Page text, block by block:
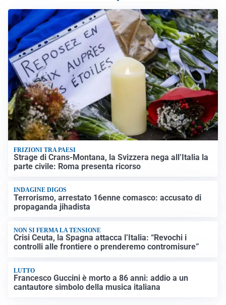
FRIZIONI TRA PAESI
Strage di Crans-Montana, la Svizzera nega all’Italia la
parte civile: Roma presenta ricorso
INDAGINE DIGOS
Terrorismo, arrestato 16enne comasco: accusato di
propaganda jihadista
NON SI FERMA LA TENSIONE
Crisi Ceuta, la Spagna attacca l’Italia: “Revochi i
controlli alle frontiere o prenderemo contromisure”
LUTTO
Francesco Guccini è morto a 86 anni: addio a un
cantautore simbolo della musica italiana